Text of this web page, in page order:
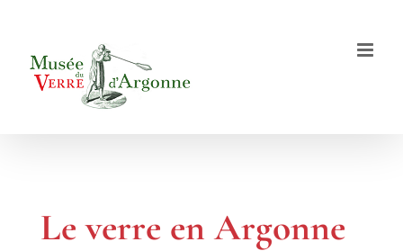
contenu
Le verre en Argonne